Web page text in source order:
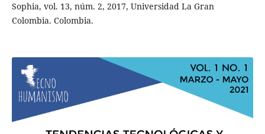
Sophia, vol. 13, núm. 2, 2017, Universidad La Gran
Colombia. Colombia.